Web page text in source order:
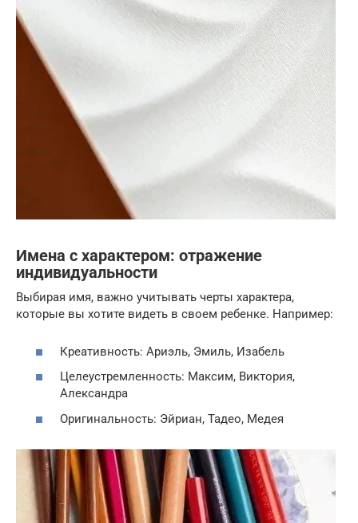
Имена с характером: отражение
индивидуальности
Выбирая имя, важно учитывать черты характера,
которые вы хотите видеть в своем ребенке. Например:
Креативность: Ариэль, Эмиль, Изабель
Целеустремленность: Максим, Виктория,
Александра
Оригинальность: Эйриан, Тадео, Медея